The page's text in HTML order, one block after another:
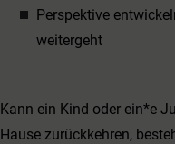
Perspektive
weitergeht
Kann ein Kind oder ein*e
Hause zurückkehren,